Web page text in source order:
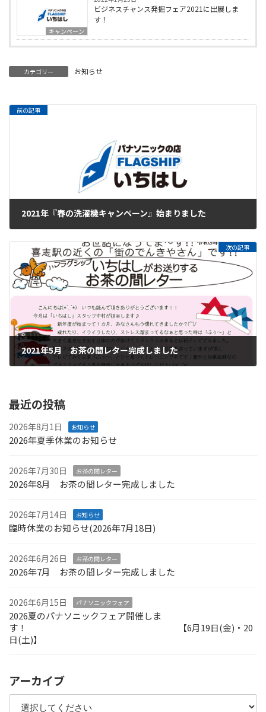
キャンペーン
ビジネスチャンス発掘フェア2021に出展しま
す！
カテゴリー お知らせ
前の記事
2021年『春の洗濯機キャンペーン』始まりました
2021年4月3日
次の記事
2021年5月 お茶の間レター完成しました
2021年4月28日
最近の投稿
2026年8月1日 お知らせ
2026年夏季休業のお知らせ
2026年7月30日 お茶の間レター
2026年8月 お茶の間レター完成しました
2026年7月14日 お知らせ
臨時休業のお知らせ(2026年7月18日)
2026年6月26日 お茶の間レター
2026年7月 お茶の間レター完成しました
2026年6月15日 パナソニックフェア
2026夏のパナソニックフェア開催しま
す！ 【6月19日(金)・20
日(土)】
アーカイブ